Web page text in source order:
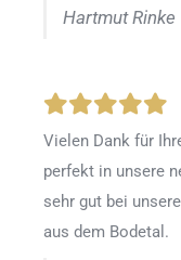
Hartmut Rinke
Vielen Dank für
perfekt in unsere
sehr gut bei
aus dem Bodetal.